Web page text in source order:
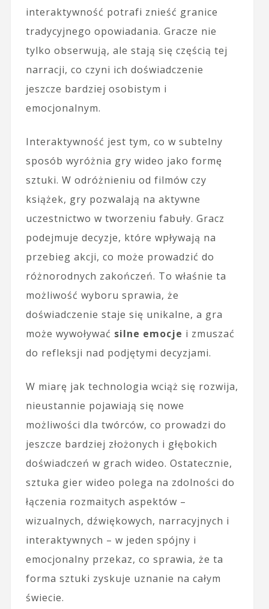
interaktywność potrafi znieść granice
tradycyjnego opowiadania. Gracze nie
tylko obserwują, ale stają się częścią tej
narracji, co czyni ich doświadczenie
jeszcze bardziej osobistym i
emocjonalnym.
Interaktywność jest tym, co w subtelny
sposób wyróżnia gry wideo jako formę
sztuki. W odróżnieniu od filmów czy
książek, gry pozwalają na aktywne
uczestnictwo w tworzeniu fabuły. Gracz
podejmuje decyzje, które wpływają na
przebieg akcji, co może prowadzić do
różnorodnych zakończeń. To właśnie ta
możliwość wyboru sprawia, że
doświadczenie staje się unikalne, a gra
może wywoływać silne emocje i zmuszać
do refleksji nad podjętymi decyzjami.
W miarę jak technologia wciąż się rozwija,
nieustannie pojawiają się nowe
możliwości dla twórców, co prowadzi do
jeszcze bardziej złożonych i głębokich
doświadczeń w grach wideo. Ostatecznie,
sztuka gier wideo polega na zdolności do
łączenia rozmaitych aspektów –
wizualnych, dźwiękowych, narracyjnych i
interaktywnych – w jeden spójny i
emocjonalny przekaz, co sprawia, że ta
forma sztuki zyskuje uznanie na całym
świecie.